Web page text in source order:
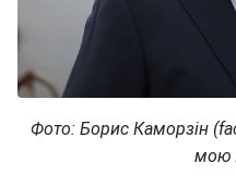
Фото: Борис Каморзін
мою